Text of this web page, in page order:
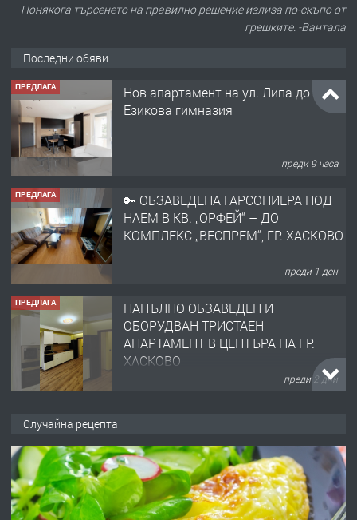
Понякога търсенето на правилно решение излиза по-скъпо от
грешките. -Вантала
Последни обяви
ПРЕДЛАГА
Нов апартамент на ул. Липа до
Езикова гимназия
преди 9 часа
ПРЕДЛАГА
🔑 ОБЗАВЕДЕНА ГАРСОНИЕРА ПОД
НАЕМ В КВ. „ОРФЕЙ“ – ДО
КОМПЛЕКС „ВЕСПРЕМ“, ГР. ХАСКОВО
преди 1 ден
ПРЕДЛАГА
НАПЪЛНО ОБЗАВЕДЕН И
ОБОРУДВАН ТРИСТАЕН
АПАРТАМЕНТ В ЦЕНТЪРА НА ГР.
ХАСКОВО
преди 2 дни
преди 2 дни
ПРЕДЛАГА
Случайна рецепта